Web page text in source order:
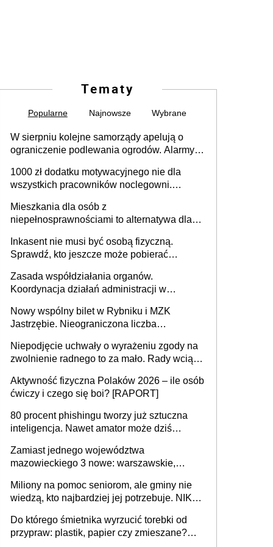
Tematy
Popularne Najnowsze Wybrane
W sierpniu kolejne samorządy apelują o
ograniczenie podlewania ogrodów. Alarmy w
może objąć cały kraj
1000 zł dodatku motywacyjnego nie dla
wszystkich pracowników noclegowni.
Mieszkania dla osób z
niepełnosprawnościami to alternatywa dla
samodzielnie lub z rodziną
Inkasent nie musi być osobą fizyczną.
Sprawdź, kto jeszcze może pobierać
Zasada współdziałania organów.
Koordynacja działań administracji w
Nowy wspólny bilet w Rybniku i MZK
Jastrzębie. Nieograniczona liczba
Niepodjęcie uchwały o wyrażeniu zgody na
zwolnienie radnego to za mało. Rady wciąż
rozstrzygać sprawy
Aktywność fizyczna Polaków 2026 – ile osób
ćwiczy i czego się boi? [RAPORT]
80 procent phishingu tworzy już sztuczna
inteligencja. Nawet amator może dziś
Zamiast jednego województwa
mazowieckiego 3 nowe: warszawskie,
Europie nie ma tak dużych jednostek
stołecznych
Miliony na pomoc seniorom, ale gminy nie
wiedzą, kto najbardziej jej potrzebuje. NIK
Do którego śmietnika wyrzucić torebki od
przypraw: plastik, papier czy zmieszane?